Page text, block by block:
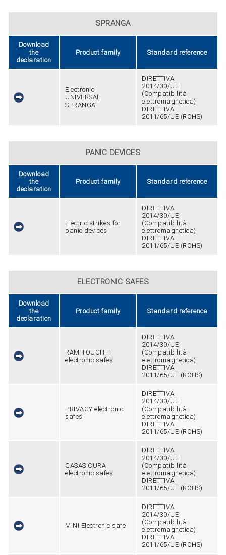
SPRANGA
Download
the
declaration
Product family Standard reference
Electronic
UNIVERSAL
SPRANGA
DIRETTIVA
2014/30/UE
(Compatibilità
elettromagnetica)
DIRETTIVA
2011/65/UE (ROHS)
PANIC DEVICES
Download
the
declaration
Product family Standard reference
Electric strikes for
panic devices
DIRETTIVA
2014/30/UE
(Compatibilità
elettromagnetica)
DIRETTIVA
2011/65/UE (ROHS)
ELECTRONIC SAFES
Download
the
declaration
Product family Standard reference
RAM-TOUCH II
electronic safes
DIRETTIVA
2014/30/UE
(Compatibilità
elettromagnetica)
DIRETTIVA
2011/65/UE (ROHS)
PRIVACY electronic
safes
DIRETTIVA
2014/30/UE
(Compatibilità
elettromagnetica)
DIRETTIVA
2011/65/UE (ROHS)
CASASICURA
electronic safes
DIRETTIVA
2014/30/UE
(Compatibilità
elettromagnetica)
DIRETTIVA
2011/65/UE (ROHS)
MINI Electronic safe
DIRETTIVA
2014/30/UE
(Compatibilità
elettromagnetica)
DIRETTIVA
2011/65/UE (ROHS)